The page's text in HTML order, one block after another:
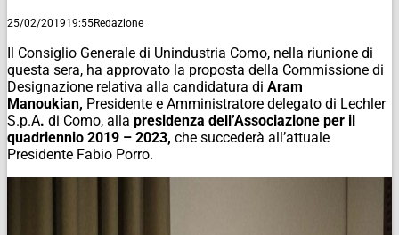
25/02/201919:55Redazione
Il Consiglio Generale di Unindustria Como, nella riunione di
questa sera, ha approvato la proposta della Commissione di
Designazione relativa alla candidatura di Aram
Manoukian, Presidente e Amministratore delegato di Lechler
S.p.A. di Como, alla presidenza dell’Associazione per il
quadriennio 2019 – 2023, che succederà all’attuale
Presidente Fabio Porro.